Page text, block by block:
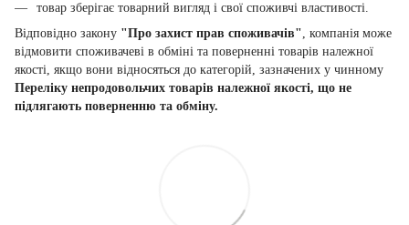
товар зберігає товарний вигляд і свої споживчі властивості.
Відповідно закону "Про захист прав споживачів", компанія може
відмовити споживачеві в обміні та поверненні товарів належної
якості, якщо вони відносяться до категорій, зазначених у чинному
Переліку непродовольчих товарів належної якості, що не
підлягають поверненню та обміну.